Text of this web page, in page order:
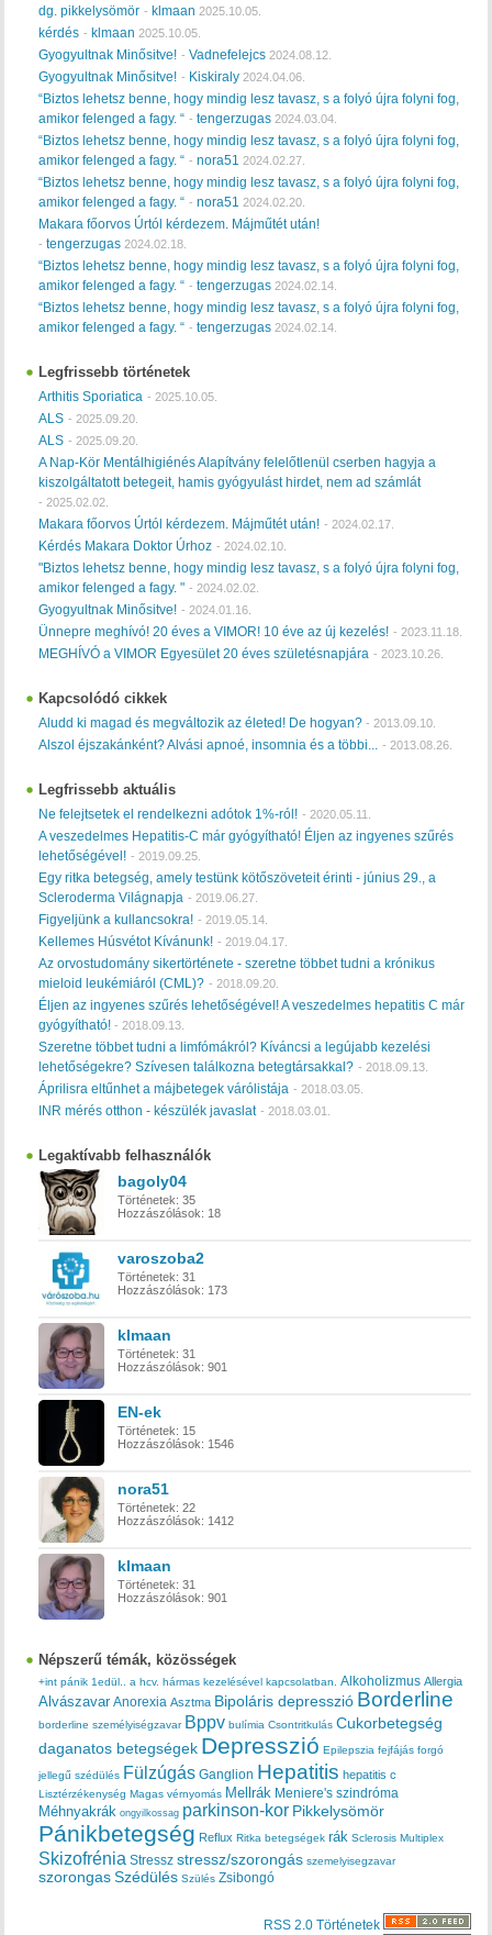
dg. pikkelysömör - klmaan 2025.10.05.
kérdés - klmaan 2025.10.05.
Gyogyultnak Minősitve! -Vadnefelejcs 2024.08.12.
Gyogyultnak Minősitve! - Kiskiraly 2024.04.06.
“Biztos lehetsz benne, hogy mindig lesz tavasz, s a folyó újra folyni fog,
amikor felenged a fagy. “ -tengerzugas 2024.03.04.
“Biztos lehetsz benne, hogy mindig lesz tavasz, s a folyó újra folyni fog,
amikor felenged a fagy. “ -nora51 2024.02.27.
“Biztos lehetsz benne, hogy mindig lesz tavasz, s a folyó újra folyni fog,
amikor felenged a fagy. “ -nora51 2024.02.20.
Makara főorvos Úrtól kérdezem. Májműtét után!
-tengerzugas 2024.02.18.
“Biztos lehetsz benne, hogy mindig lesz tavasz, s a folyó újra folyni fog,
amikor felenged a fagy. “ -tengerzugas 2024.02.14.
“Biztos lehetsz benne, hogy mindig lesz tavasz, s a folyó újra folyni fog,
amikor felenged a fagy. “ -tengerzugas 2024.02.14.
Legfrissebb történetek
Arthitis Sporiatica - 2025.10.05.
ALS - 2025.09.20.
ALS - 2025.09.20.
A Nap-Kör Mentálhigiénés Alapítvány felelőtlenül cserben hagyja a
kiszolgáltatott betegeit, hamis gyógyulást hirdet, nem ad számlát
- 2025.02.02.
Makara főorvos Úrtól kérdezem. Májműtét után! - 2024.02.17.
Kérdés Makara Doktor Úrhoz - 2024.02.10.
"Biztos lehetsz benne, hogy mindig lesz tavasz, s a folyó újra folyni fog,
amikor felenged a fagy. " - 2024.02.02.
Gyogyultnak Minősitve! - 2024.01.16.
Ünnepre meghívó! 20 éves a VIMOR! 10 éve az új kezelés! - 2023.11.18.
MEGHÍVÓ a VIMOR Egyesület 20 éves születésnapjára - 2023.10.26.
Kapcsolódó cikkek
Aludd ki magad és megváltozik az életed! De hogyan?- 2013.09.10.
Alszol éjszakánként? Alvási apnoé, insomnia és a többi... - 2013.08.26.
Legfrissebb aktuális
Ne felejtsetek el rendelkezni adótok 1%-ról! - 2020.05.11.
A veszedelmes Hepatitis-C már gyógyítható! Éljen az ingyenes szűrés
lehetőségével! - 2019.09.25.
Egy ritka betegség, amely testünk kötőszöveteit érinti - június 29., a
Scleroderma Világnapja - 2019.06.27.
Figyeljünk a kullancsokra! - 2019.05.14.
Kellemes Húsvétot Kívánunk! - 2019.04.17.
Az orvostudomány sikertörténete - szeretne többet tudni a krónikus
mieloid leukémiáról (CML)? - 2018.09.20.
Éljen az ingyenes szűrés lehetőségével! A veszedelmes hepatitis C már
gyógyítható!- 2018.09.13.
Szeretne többet tudni a limfómákról? Kíváncsi a legújabb kezelési
lehetőségekre? Szívesen találkozna betegtársakkal? - 2018.09.13.
Áprilisra eltűnhet a májbetegek várólistája - 2018.03.05.
INR mérés otthon - készülék javaslat - 2018.03.01.
Legaktívabb felhasználók
bagoly04
Történetek: 35
Hozzászólások: 18
varoszoba2
Történetek: 31
Hozzászólások: 173
klmaan
Történetek: 31
Hozzászólások: 901
EN-ek
Történetek: 15
Hozzászólások: 1546
nora51
Történetek: 22
Hozzászólások: 1412
klmaan
Történetek: 31
Hozzászólások: 901
Népszerű témák, közösségek
+int pánik 1edül.. a hcv. hármas kezelésével kapcsolatban. Alkoholizmus Allergia
Alvászavar Anorexia Asztma Bipoláris depresszió Borderline
borderline személyiségzavar Bppv bulímia Csontritkulás Cukorbetegség
daganatos betegségek Depresszió Epilepszia fejfájás forgó
jellegű szédülés Fülzúgás Ganglion Hepatitis hepatitis c
Lisztérzékenység Magas vérnyomás Mellrák Meniere's szindróma
Méhnyakrák ongyilkossag parkinson-kor Pikkelysömör
Pánikbetegség Reflux Ritka betegségek rák Sclerosis Multiplex
Skizofrénia Stressz stressz/szorongás szemelyisegzavar
szorongas Szédülés Szülés Zsibongó
RSS 2.0 Történetek